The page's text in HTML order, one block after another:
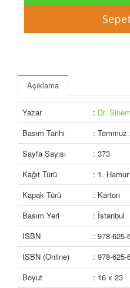
Açıklama
Yazar : Dr.
Basım Tarihi
: Temmuz
Sayfa Sayısı
: 373
Kağıt Türü
: 1. Hamur
Kapak Türü
: Karton
Basım Yeri
: İstanbul
ISBN
: 978-625-
ISBN (Online)
: 978-625-
Boyut
: 16 x 23